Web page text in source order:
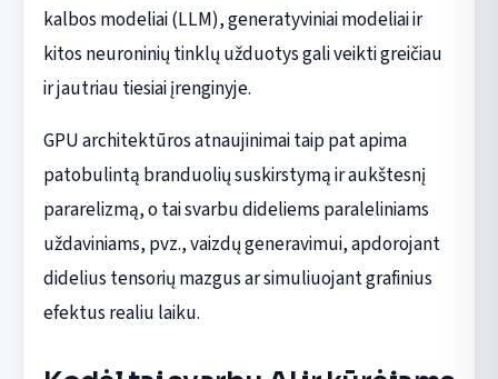
kalbos modeliai (LLM), generatyviniai modeliai ir
kitos neuroninių tinklų užduotys gali veikti greičiau
ir jautriau tiesiai įrenginyje.
GPU architektūros atnaujinimai taip pat apima
patobulintą branduolių suskirstymą ir aukštesnį
pararelizmą, o tai svarbu dideliems paraleliniams
uždaviniams, pvz., vaizdų generavimui, apdorojant
didelius tensorių mazgus ar simuliuojant grafinius
efektus realiu laiku.